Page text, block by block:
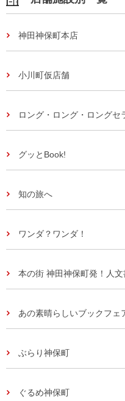
神田神保町本店
小川町仮店舗
ロング・ロング・ロングセ
グッとBook!
知の旅へ
ワンダ？ワンダ！
本の街 神田神保町発！人
あの素晴らしいブックフェ
ぶらり神保町
ぐるめ神保町